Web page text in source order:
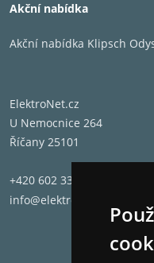
Akční nabídka
Akční nabídka Klipsch
ElektroNet.cz
U Nemocnice 264
Říčany 25101
+420 602 331 662
info@elektronet.cz